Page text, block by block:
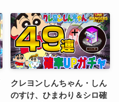
クレヨンしんちゃん・しん
のすけ、ひまわり＆シロ確